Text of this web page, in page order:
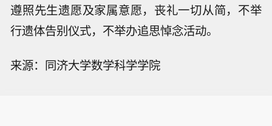
遵照先生遗愿及家属意愿，丧礼一切从简，不举
行遗体告别仪式，不举办追思悼念活动。
来源：同济大学数学科学学院